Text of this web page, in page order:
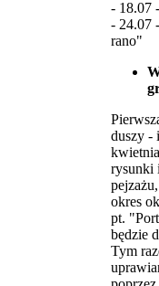
- 18.07
- 24.07
rano"
duszy -
rysunki
okres
pt.
będzie
Tym